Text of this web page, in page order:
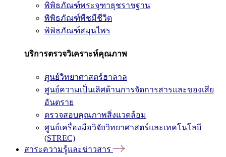
พิพิธภัณฑ์พระจุฑาธุชราชฐาน
พิพิธภัณฑ์พืชมีชีวิต
พิพิธภัณฑ์สมุนไพร
บริการตรวจวิเคราะห์คุณภาพ
ศูนย์วิทยาศาสตร์ฮาลาล
ศูนย์ความเป็นเลิศด้านการจัดการสารและของเสีย
อันตราย
ตรวจสอบคุณภาพสิ่งแวดล้อม
ศูนย์เครื่องมือวิจัยวิทยาศาสตร์และเทคโนโลยี
(STREC)
สาระความรู้และข่าวสาร